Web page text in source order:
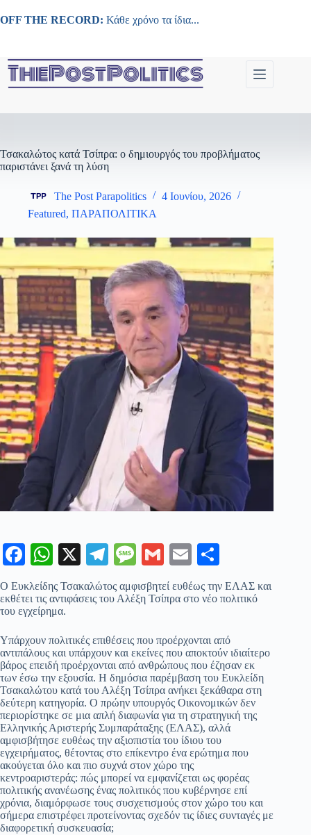
στο
OFF THE RECORD: Κάθε χρόνο τα ίδια...
Τσακαλώτος κατά Τσίπρα: ο δημιουργός του προβλήματος
παριστάνει ξανά τη λύση
The Post Parapolitics
4 Ιουνίου, 2026
Featured, ΠΑΡΑΠΟΛΙΤΙΚΑ
Fa
ce
bo
ok
W
ha
ts
A
pp
X
Te
gr
m
M
es
sa
G
m
ail
E
m
ail
οι
ρ
στ
εί
τε
Ο Ευκλείδης Τσακαλώτος αμφισβητεί ευθέως την ΕΛΑΣ και
εκθέτει τις αντιφάσεις του Αλέξη Τσίπρα στο νέο πολιτικό
του εγχείρημα.
Υπάρχουν πολιτικές επιθέσεις που προέρχονται από
αντιπάλους και υπάρχουν και εκείνες που αποκτούν ιδιαίτερο
βάρος επειδή προέρχονται από ανθρώπους που έζησαν εκ
των έσω την εξουσία. Η δημόσια παρέμβαση του Ευκλείδη
Τσακαλώτου κατά του Αλέξη Τσίπρα ανήκει ξεκάθαρα στη
δεύτερη κατηγορία. Ο πρώην υπουργός Οικονομικών δεν
περιορίστηκε σε μια απλή διαφωνία για τη στρατηγική της
Ελληνικής Αριστερής Συμπαράταξης (ΕΛΑΣ), αλλά
αμφισβήτησε ευθέως την αξιοπιστία του ίδιου του
εγχειρήματος, θέτοντας στο επίκεντρο ένα ερώτημα που
ακούγεται όλο και πιο συχνά στον χώρο της
κεντροαριστεράς: πώς μπορεί να εμφανίζεται ως φορέας
πολιτικής ανανέωσης ένας πολιτικός που κυβέρνησε επί
χρόνια, διαμόρφωσε τους συσχετισμούς στον χώρο του και
σήμερα επιστρέφει προτείνοντας σχεδόν τις ίδιες συνταγές με
διαφορετική συσκευασία;